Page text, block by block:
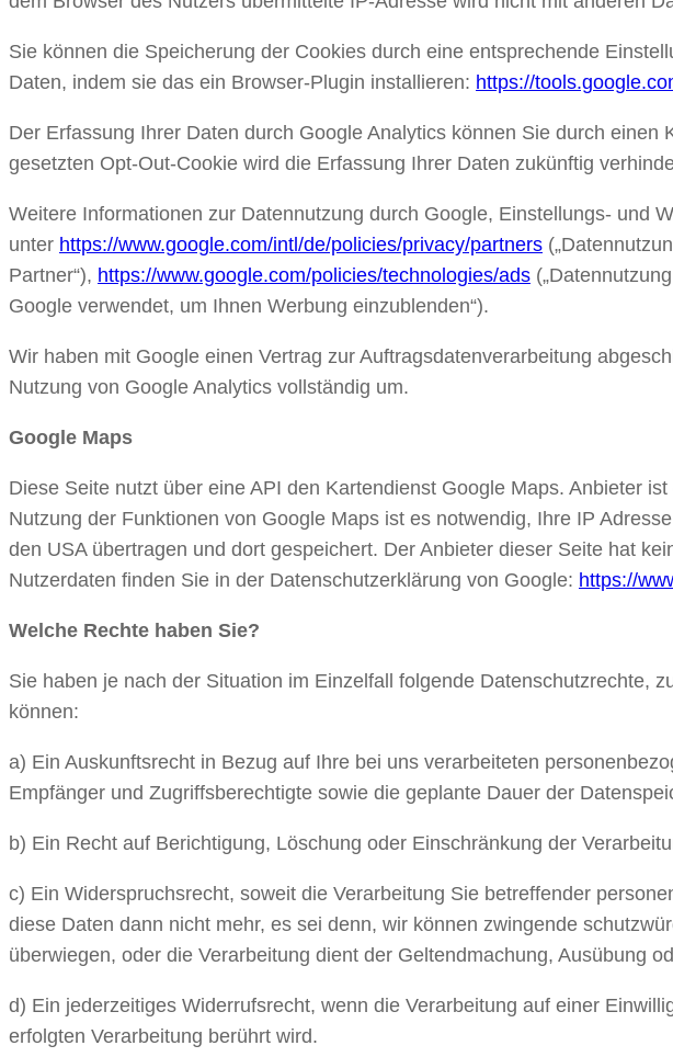
Sie können die Speicherung der Cookies durch eine entsprechende
Daten, indem sie das ein Browser-Plugin installieren: https://
Der Erfassung Ihrer Daten durch Google Analytics können Sie durch
gesetzten Opt-Out-Cookie wird die Erfassung Ihrer Daten zukünftig
Weitere Informationen zur Datennutzung durch Google, Einstellungs- und
unter https://www.google.com/intl/de/policies/privacy/partners
Partner“), https://www.google.com/policies/technologies/ads
Google verwendet, um Ihnen Werbung einzublenden“).
Wir haben mit Google einen Vertrag zur Auftragsdatenverarbeitung
Nutzung von Google Analytics vollständig um.
Google Maps
Diese Seite nutzt über eine API den Kartendienst Google Maps. Anbieter
Nutzung der Funktionen von Google Maps ist es notwendig, Ihre IP
den USA übertragen und dort gespeichert. Der Anbieter dieser Seite hat
Nutzerdaten finden Sie in der Datenschutzerklärung von Google: https://
Welche Rechte haben Sie?
Sie haben je nach der Situation im Einzelfall folgende Datenschutzrechte,
können:
a) Ein Auskunftsrecht in Bezug auf Ihre bei uns verarbeiteten
Empfänger und Zugriffsberechtigte sowie die geplante Dauer der
b) Ein Recht auf Berichtigung, Löschung oder Einschränkung der
c) Ein Widerspruchsrecht, soweit die Verarbeitung Sie betreffender
diese Daten dann nicht mehr, es sei denn, wir können zwingende
überwiegen, oder die Verarbeitung dient der Geltendmachung, Ausübung
d) Ein jederzeitiges Widerrufsrecht, wenn die Verarbeitung auf einer
erfolgten Verarbeitung berührt wird.